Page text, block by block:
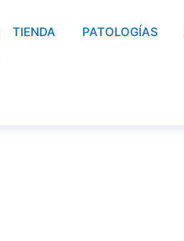
TIENDA PATOLOGÍAS